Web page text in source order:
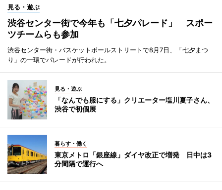
見る・遊ぶ
渋谷センター街で今年も「七夕パレード」 スポー
ツチームらも参加
渋谷センター街・バスケットボールストリートで8月7日、「七夕まつ
り」の一環でパレードが行われた。
見る・遊ぶ
「なんでも服にする」クリエーター塩川夏子さん、
渋谷で初個展
暮らす・働く
東京メトロ「銀座線」ダイヤ改正で増発 日中は3
分間隔で運行へ